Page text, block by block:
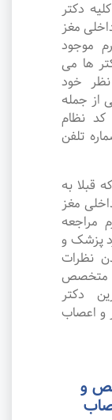
دکتر
مغز
موجود
ها می
نظر خود
از جمله
نظام
تلفن
قبلا به
مغز
مراجعه
پزشک و
نظرات
متخصص
دکتر
اعصاب
و